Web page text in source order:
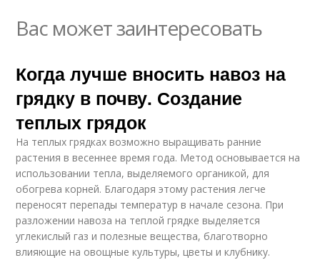
Вас может заинтересовать
Когда лучше вносить навоз на
грядку в почву. Создание
теплых грядок
На теплых грядках возможно выращивать ранние
растения в весеннее время года. Метод основывается на
использовании тепла, выделяемого органикой, для
обогрева корней. Благодаря этому растения легче
переносят перепады температур в начале сезона. При
разложении навоза на теплой грядке выделяется
углекислый газ и полезные вещества, благотворно
влияющие на овощные культуры, цветы и клубнику.